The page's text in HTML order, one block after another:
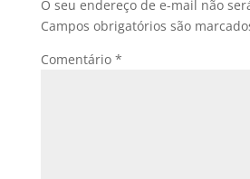
O seu endereço de e-mail não
Campos obrigatórios são
Comentário *